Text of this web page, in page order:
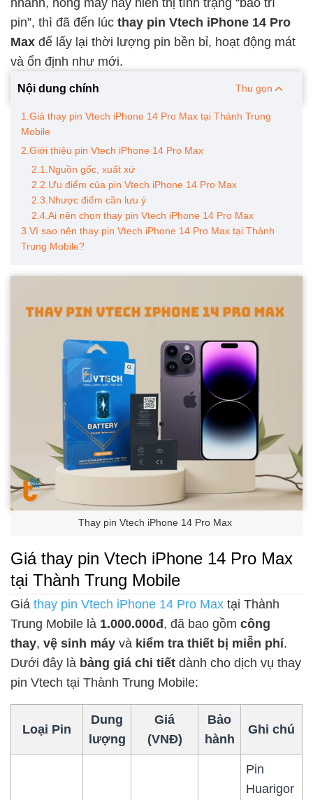
nhanh, nóng máy hay hiển thị tình trạng “bảo trì
pin”, thì đã đến lúc thay pin Vtech iPhone 14 Pro
Max để lấy lại thời lượng pin bền bỉ, hoạt động mát
và ổn định như mới.
Nội dung chính Thu gọn
1.Giá thay pin Vtech iPhone 14 Pro Max tại Thành Trung
Mobile
2.Giới thiệu pin Vtech iPhone 14 Pro Max
2.1.Nguồn gốc, xuất xứ
2.2.Ưu điểm của pin Vtech iPhone 14 Pro Max
2.3.Nhược điểm cần lưu ý
2.4.Ai nên chọn thay pin Vtech iPhone 14 Pro Max
3.Vì sao nên thay pin Vtech iPhone 14 Pro Max tại Thành
Trung Mobile?
Thay pin Vtech iPhone 14 Pro Max
Giá thay pin Vtech iPhone 14 Pro Max
tại Thành Trung Mobile
Giá thay pin Vtech iPhone 14 Pro Max tại Thành
Trung Mobile là 1.000.000đ, đã bao gồm công
thay, vệ sinh máy và kiểm tra thiết bị miễn phí.
Dưới đây là bảng giá chi tiết dành cho dịch vụ thay
pin Vtech tại Thành Trung Mobile:
Loại Pin
Dung
lượng
Giá
(VNĐ)
Bảo
hành
Ghi chú
Pin
Huarigor